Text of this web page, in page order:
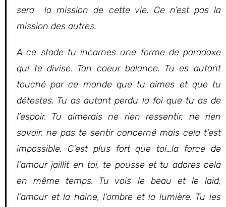
sera la mission de cette vie. Ce n’est pas la
mission des autres.
A ce stade tu incarnes une forme de paradoxe
qui te divise. Ton coeur balance. Tu es autant
touché par ce monde que tu aimes et que tu
détestes. Tu as autant perdu la foi que tu as de
l’espoir. Tu aimerais ne rien ressentir, ne rien
savoir, ne pas te sentir concerné mais cela t’est
impossible. C’est plus fort que toi…la force de
l’amour jaillit en toi, te pousse et tu adores cela
en même temps. Tu vois le beau et le laid,
l’amour et la haine, l’ombre et la lumière. Tu les